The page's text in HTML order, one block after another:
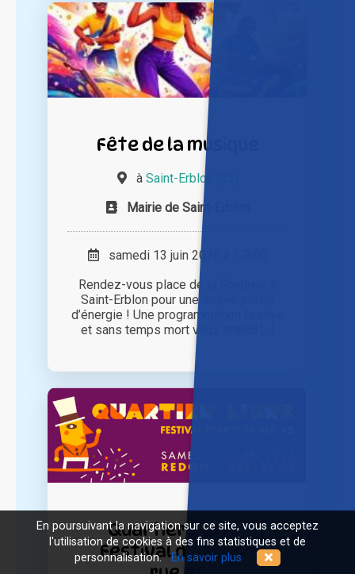
Fête de la musique
à Saint-Erblon (35)
Mairie de Saint-Erblon
samedi 13 juin 2026 à 17h00
Rendez-vous place de la Fontaine à
Saint-Erblon pour une soirée pleine
d’énergie ! Une programmation festive
et sans temps mort vous attend [...]
Quartier Libre –
Festival d’arts de
En poursuivant la navigation sur ce site, vous acceptez
l'utilisation de cookies à des fins statistiques et de
personnalisation.En savoir plus